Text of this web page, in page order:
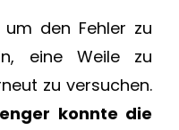
den Fehler zu
eine Weile zu
zu versuchen.
konnte die